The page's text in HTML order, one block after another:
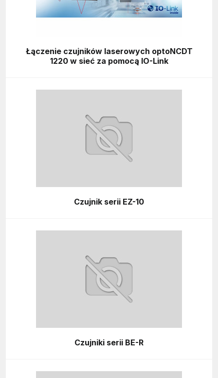
Łączenie czujników laserowych optoNCDT
1220 w sieć za pomocą IO-Link
Czujnik serii EZ-10
Czujniki serii BE-R